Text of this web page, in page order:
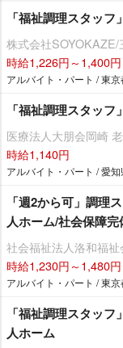
「福祉調理スタッ
株式会社
時給1,226円～1,400円
アルバイト・パート / 東京
「福祉調理スタッ
医療法人大朋会岡崎
時給1,140円
アルバイト・パート / 愛知
「週2から可」調理
人ホーム/社会保障完
社会福祉法人洛和福
時給1,230円～1,480円
アルバイト・パート / 東京
「福祉調理スタッ
人ホーム